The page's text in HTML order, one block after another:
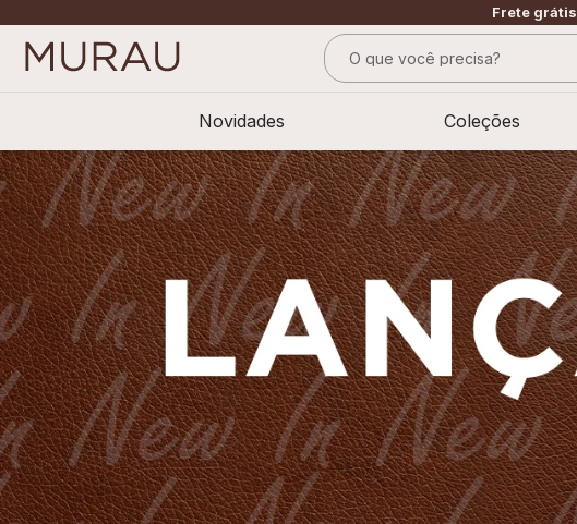
Frete grátis
O que você precisa?
Novidades Coleções
2º
alfaiataria
3º
vestido
4º
calça
5º
saia
6º
top
7º
verde
8º
blusa
9º
preto
10º off white